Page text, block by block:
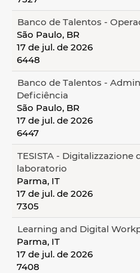
Banco de Talentos -
São Paulo, BR
17 de jul. de 2026
6448
Banco de Talentos -
Deficiência
São Paulo, BR
17 de jul. de 2026
6447
TESISTA - Digitalizzazione
laboratorio
Parma, IT
17 de jul. de 2026
7305
Learning and Digital
Parma, IT
17 de jul. de 2026
7408